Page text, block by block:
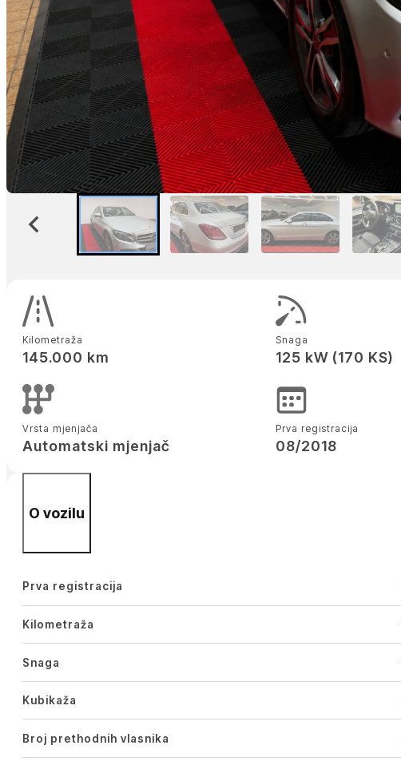
Kilometraža
145.000 km
Snaga
125 kW (170 KS)
Vrsta mjenjača
Automatski mjenjač
Prva registracija
08/2018
O vozilu
Prva registracija
Kilometraža
Snaga
Kubikaža
Broj prethodnih vlasnika